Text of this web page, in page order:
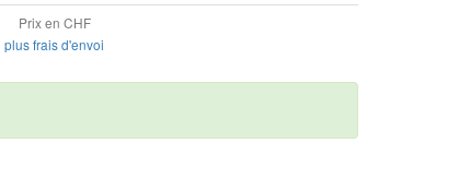
Prix en CHF
plus frais d'envoi